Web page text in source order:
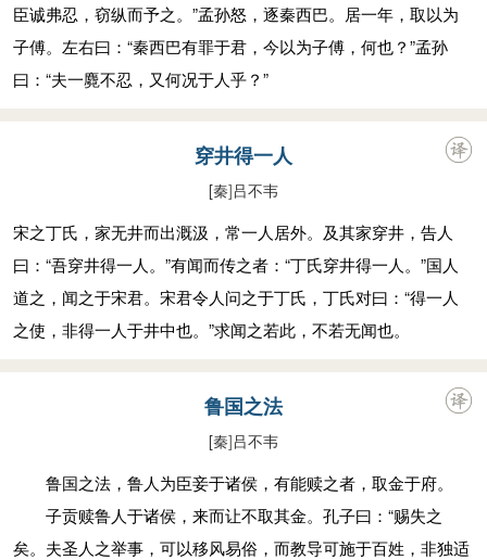
臣诚弗忍，窃纵而予之。”孟孙怒，逐秦西巴。居一年，取以为
子傅。左右曰：“秦西巴有罪于君，今以为子傅，何也？”孟孙
曰：“夫一麑不忍，又何况于人乎？”
穿井得一人
[秦]吕不韦
宋之丁氏，家无井而出溉汲，常一人居外。及其家穿井，告人
曰：“吾穿井得一人。”有闻而传之者：“丁氏穿井得一人。”国人
道之，闻之于宋君。宋君令人问之于丁氏，丁氏对曰：“得一人
之使，非得一人于井中也。”求闻之若此，不若无闻也。
鲁国之法
[秦]吕不韦
鲁国之法，鲁人为臣妾于诸侯，有能赎之者，取金于府。
子贡赎鲁人于诸侯，来而让不取其金。孔子曰：“赐失之
矣。夫圣人之举事，可以移风易俗，而教导可施于百姓，非独适